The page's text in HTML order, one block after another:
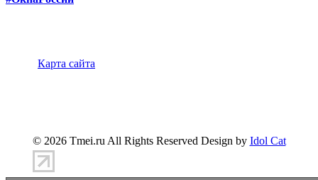
Карта сайта
© 2026 Tmei.ru All Rights Reserved Design by Idol Cat